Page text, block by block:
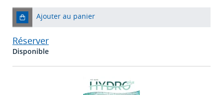
Ajouter au panier
Réserver
Disponible